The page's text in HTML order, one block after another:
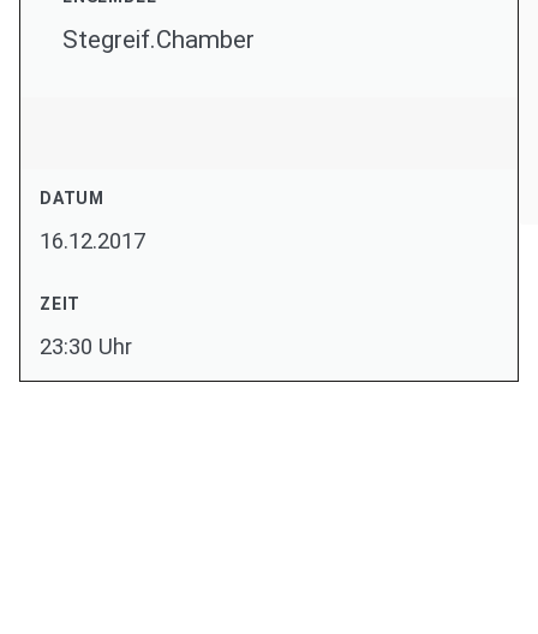
Stegreif.Chamber
DATUM
16.12.2017
ZEIT
23:30 Uhr